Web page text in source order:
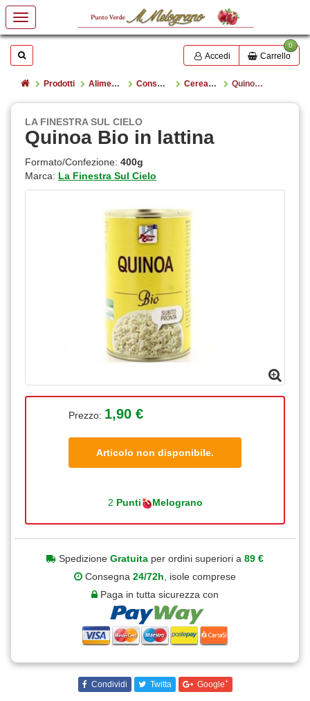
Cerca Accedi
0
Carrello
HomeProdotti Alimentazione Conserve Cereali pronti in scatola Quinoa Bio in lattina
LA FINESTRA SUL CIELO
Quinoa Bio in lattina
Formato/Confezione: 400g
Marca: La Finestra Sul Cielo
Prezzo: 1,90 €
Articolo non disponibile.
2 Punti Melograno
Spedizione Gratuita per ordini superiori a 89 €
Consegna 24/72h , isole comprese
Paga in tutta sicurezza con
Condividi Twitta Google+